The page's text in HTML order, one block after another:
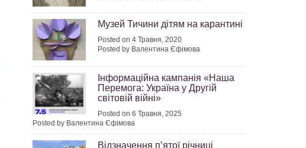
Музей Тичини дітям на карантині
Posted on 4 Травня, 2020
Posted by Валентина Єфімова
Інформаційна кампанія «Наша
Перемога: Україна у Другій
світовій війні»
Posted on 6 Травня, 2025
Posted by Валентина Єфімова
Відзначення п’ятої річниці